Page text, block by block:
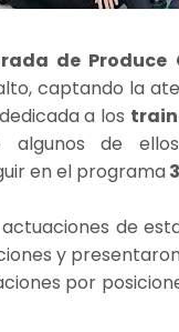
de Produce
captando la
a los
algunos de
en el programa
de
y
por